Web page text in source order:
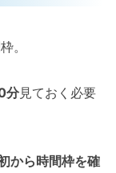
。
分見ておく必要
から時間枠を確